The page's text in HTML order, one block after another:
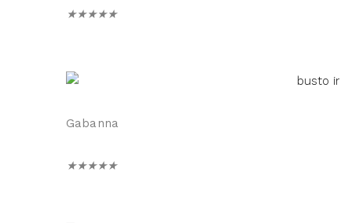
★★★★★
Gabanna
★★★★★